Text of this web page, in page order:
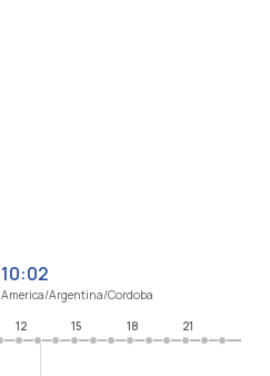
10:02
America/Argentina/Cordoba
12 15 18 21